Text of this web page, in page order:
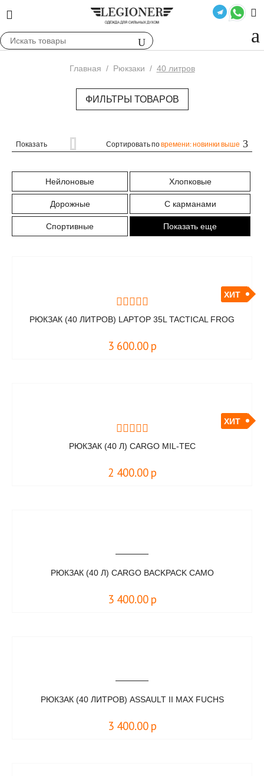
Главная / Рюкзаки / 40 литров
ФИЛЬТРЫ ТОВАРОВ
Показать Сортировать повремени: новинки выше
Нейлоновые Хлопковые
Дорожные С карманами
Спортивные Показать еще
ХИТ
РЮКЗАК (40 ЛИТРОВ) LAPTOP 35L TACTICAL FROG
3 600.00 р
ХИТ
РЮКЗАК (40 Л) CARGO MIL-TEC
2 400.00 р
РЮКЗАК (40 Л) CARGO BACKPACK CAMO
3 400.00 р
РЮКЗАК (40 ЛИТРОВ) ASSAULT II MAX FUCHS
3 400.00 р